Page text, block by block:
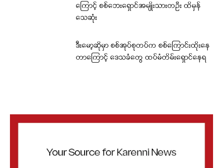
ကြောင့် စစ်ဘေးရှောင်အမျိုးသားတဦး ထိမှန်
သေဆုံး
ဒီးမော့ဆိုမှာ စစ်အုပ်စုတပ်က စစ်ကြောင်းထိုးနေ
တာကြောင့် ဒေသခံတွေ ထပ်မံတိမ်းရှောင်နေရ